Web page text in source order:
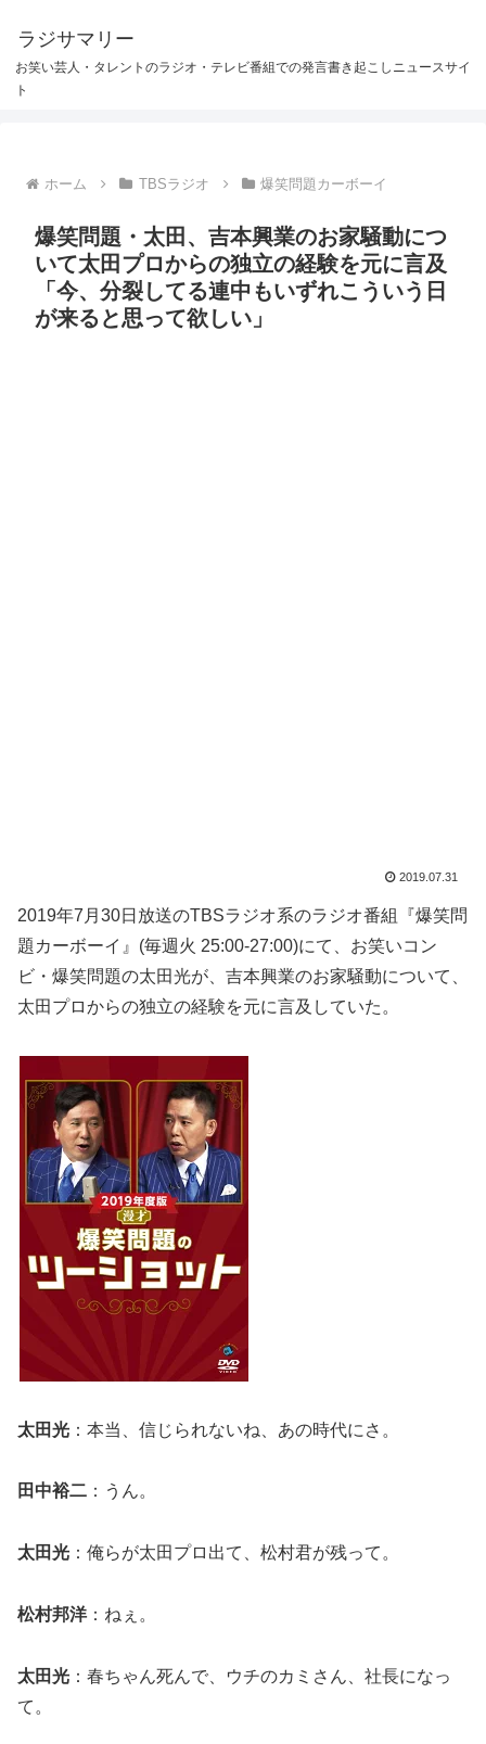
ラジサマリー
お笑い芸人・タレントのラジオ・テレビ番組での発言書き起こしニュースサイ
ト
ホーム TBSラジオ 爆笑問題カーボーイ
爆笑問題・太田、吉本興業のお家騒動につ
いて太田プロからの独立の経験を元に言及
「今、分裂してる連中もいずれこういう日
が来ると思って欲しい」
2019.07.31
2019年7月30日放送のTBSラジオ系のラジオ番組『爆笑問
題カーボーイ』(毎週火 25:00-27:00)にて、お笑いコン
ビ・爆笑問題の太田光が、吉本興業のお家騒動について、
太田プロからの独立の経験を元に言及していた。
太田光 ：本当、信じられないね、あの時代にさ。
田中裕二 ：うん。
太田光 ：俺らが太田プロ出て、松村君が残って。
松村邦洋：ねぇ。
太田光 ：春ちゃん死んで、ウチのカミさん、社長になっ
て。